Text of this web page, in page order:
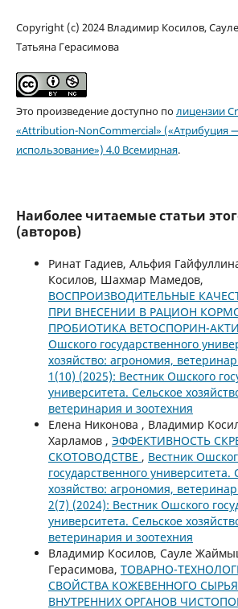
Copyright (c) 2024 Владимир Косилов,
Татьяна Герасимова
Это произведение доступно полицензии
«Attribution-NonCommercial» («Атрибуция
использование») 4.0 Всемирная.
Наиболее читаемые статьи
(авторов)
Ринат Гадиев, Альфия
Косилов, Шахмар Мамедов,
ВОСПРОИЗВОДИТЕЛЬНЫЕ
ПРИ ВНЕСЕНИИ В РАЦИОН
ПРОБИОТИКА ВЕТОСПОРИН-
Ошского государственного
хозяйство: агрономия,
1(10) (2025): Вестник Ошского
университета. Сельское
ветеринария и зоотехния
Елена Никонова , Владимир
Харламов , ЭФФЕКТИВНОСТЬ
СКОТОВОДСТВЕ , Вестник
государственного университета.
хозяйство: агрономия,
2(7) (2024): Вестник Ошского
университета. Сельское
ветеринария и зоотехния
Владимир Косилов, Сауле
Герасимова, ТОВАРНО-
СВОЙСТВА КОЖЕВЕННОГО
ВНУТРЕННИХ ОРГАНОВ